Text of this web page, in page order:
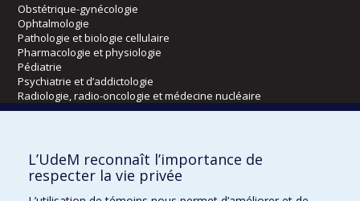
Obstétrique-gynécologie
Ophtalmologie
Pathologie et biologie cellulaire
Pharmacologie et physiologie
Pédiatrie
Psychiatrie et d’addictologie
Radiologie, radio-oncologie et médecine nucléaire
Écoles
Kinésiologie et des sciences de l’activité physique
Orthophonie et audiologie
L’UdeM reconnaît l’importance de
respecter la vie privée